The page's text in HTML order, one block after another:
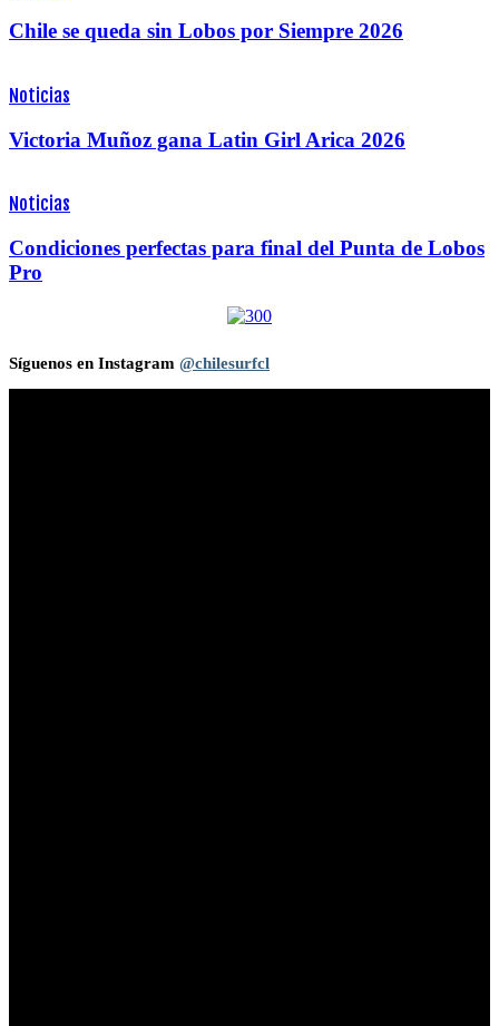
Chile se queda sin Lobos por Siempre 2026
Noticias
Victoria Muñoz gana Latin Girl Arica 2026
Noticias
Condiciones perfectas para final del Punta de Lobos
Pro
Síguenos en Instagram @chilesurfcl